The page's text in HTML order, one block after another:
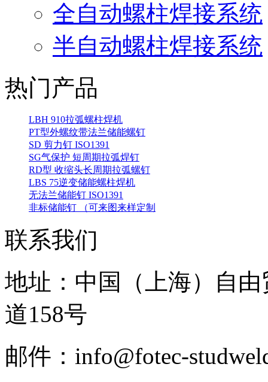
全自动螺柱焊接系统
半自动螺柱焊接系统
热门产品
LBH 910拉弧螺柱焊机
PT型外螺纹带法兰储能螺钉
SD 剪力钉 ISO1391
SG气保护 短周期拉弧焊钉
RD型 收缩头长周期拉弧螺钉
LBS 75逆变储能螺柱焊机
无法兰储能钉 ISO1391
非标储能钉 （可来图来样定制
联系我们
地址：中国（上海）自
道158号
邮件：info@fotec-